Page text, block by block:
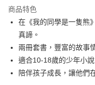
大哥付你分期
相關說明
【大哥付你分期使用說明】
1.本服務由台灣大哥大提供，
2.付款方式選擇「大哥付你分
流程，驗證手機門號後，選擇
AFTEE先享後付
相關說明
【關於「AFTEE先享後付」】
商品特色
在《我的同學是一隻熊
真諦。
兩冊套書，豐富的故事
適合10-18歲的少年小
陪伴孩子成長，讓他們